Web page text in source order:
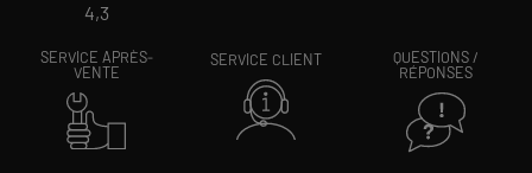
4,3
SERVICE APRÈS-
VENTE
SERVICE CLIENT
QUESTIONS /
RÉPONSES